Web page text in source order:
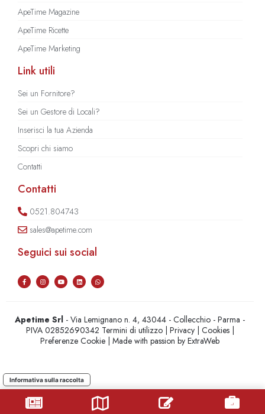
ApeTime Magazine
ApeTime Ricette
ApeTime Marketing
Link utili
Sei un Fornitore?
Sei un Gestore di Locali?
Inserisci la tua Azienda
Scopri chi siamo
Contatti
Contatti
0521.804743
sales@apetime.com
Seguici sui social
Apetime Srl - Via Lemignano n. 4, 43044 - Collecchio - Parma -
PIVA 02852690342 Termini di utilizzo| Privacy| Cookies|
Preferenze Cookie | Made with passion byExtraWeb
Informativa sulla raccolta